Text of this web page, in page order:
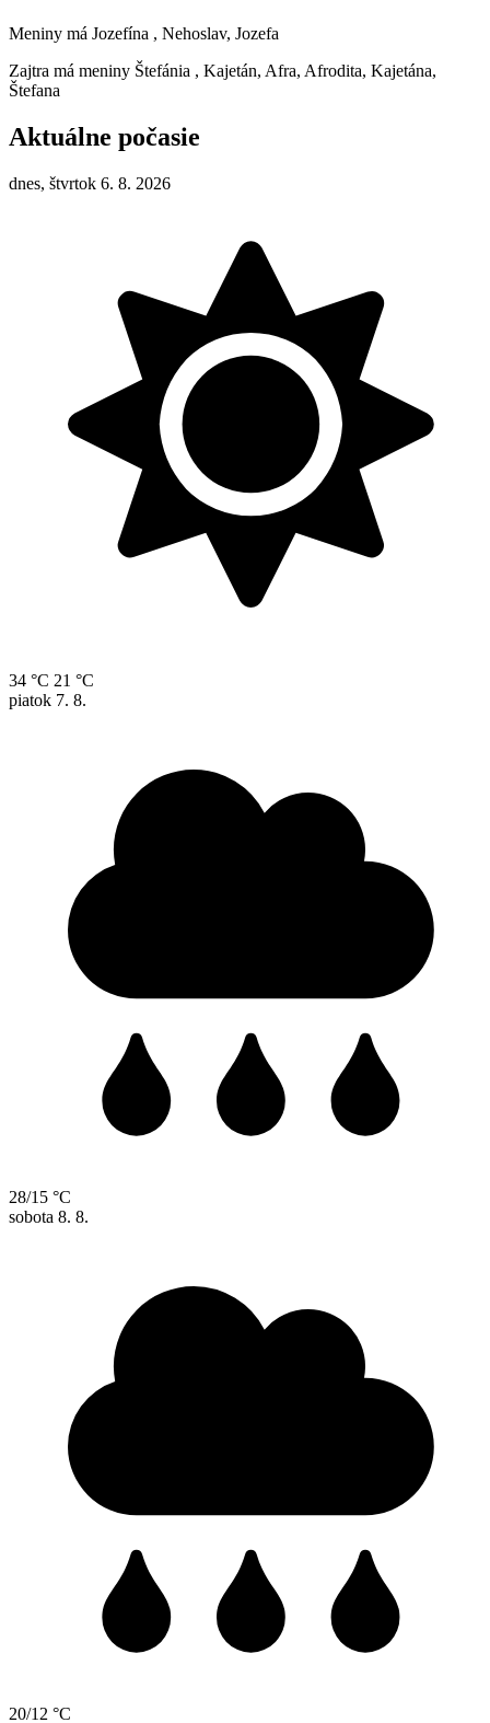
Meniny má Jozefína , Nehoslav, Jozefa
Zajtra má meniny Štefánia , Kajetán, Afra, Afrodita, Kajetána,
Štefana
Aktuálne počasie
dnes, štvrtok 6. 8. 2026
34 °C 21 °C
piatok 7. 8.
28/15 °C
sobota 8. 8.
20/12 °C